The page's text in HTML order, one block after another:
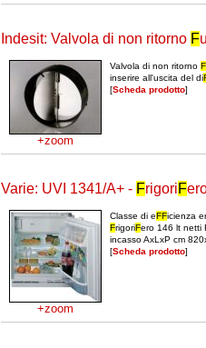
Indesit: Valvola di non ritorno F
+zoom
Valvola di non ritorno F
inserire all'uscita del di
[Scheda prodotto]
Varie: UVI 1341/A+ - FrigoriF
+zoom
Classe di eFFicienza
FrigoriFero 146 lt netti
incasso AxLxP cm
[Scheda prodotto]